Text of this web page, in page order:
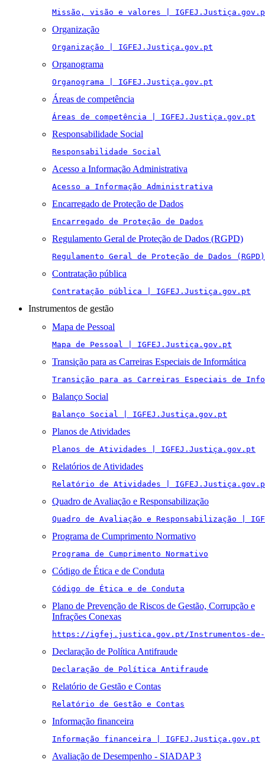
Missão, visão e valores |
Organização
Organização | IGFEJ.Justiça.gov.pt
Organograma
Organograma | IGFEJ.Justiça.gov.pt
Áreas de competência
Áreas de competência | IGFEJ.Justiça.gov.pt
Responsabilidade Social
Responsabilidade Social
Acesso a Informação Administrativa
Acesso a Informação Administrativa
Encarregado de Proteção de Dados
Encarregado de Proteção de Dados
Regulamento Geral de Proteção de Dados (RGPD)
Regulamento Geral de Proteção de Dados (RGPD)
Contratação pública
Contratação pública | IGFEJ.Justiça.gov.pt
Instrumentos de gestão
Mapa de Pessoal
Mapa de Pessoal | IGFEJ.Justiça.gov.pt
Transição para as Carreiras Especiais de Informática
Transição para as Carreiras Especiais de
Balanço Social
Balanço Social | IGFEJ.Justiça.gov.pt
Planos de Atividades
Planos de Atividades | IGFEJ.Justiça.gov.pt
Relatórios de Atividades
Relatório de Atividades |
Quadro de Avaliação e Responsabilização
Quadro de Avaliação e Responsabilização |
Programa de Cumprimento Normativo
Programa de Cumprimento Normativo
Código de Ética e de Conduta
Código de Ética e de Conduta
Plano de Prevenção de Riscos de Gestão, Corrupção e
Infrações Conexas
https://igfej.justica.gov.pt/Instrumentos-de-
Declaração de Política Antifraude
Declaração de Política Antifraude
Relatório de Gestão e Contas
Relatório de Gestão e Contas
Informação financeira
Informação financeira | IGFEJ.Justiça.gov.pt
Avaliação de Desempenho - SIADAP 3